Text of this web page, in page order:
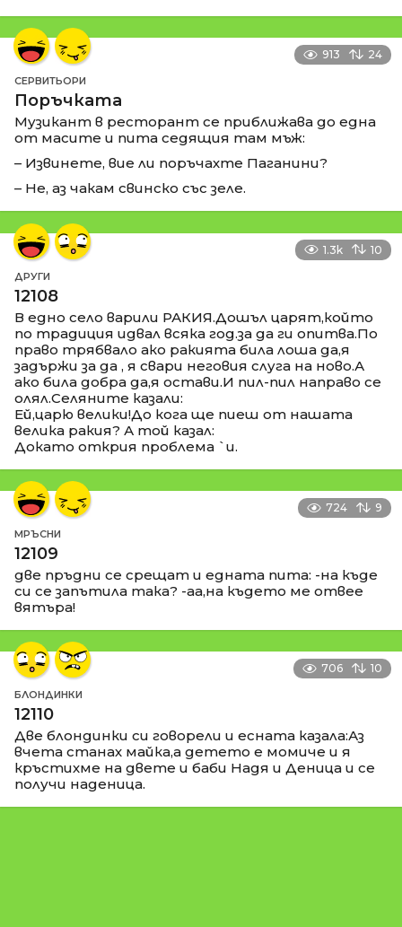
913 24
СЕРВИТЬОРИ
Поръчката
Музикант в ресторант се приближава до една
от масите и пита седящия там мъж:
– Извинете, вие ли поръчахте Паганини?
– Не, аз чакам свинско със зеле.
1.3k 10
ДРУГИ
12108
В едно село варили РАКИЯ.Дошъл царят,който
по традиция идвал всяка год.за да ги опитва.По
право трябвало ако ракията била лоша да,я
задържи за да , я свари неговия слуга на ново.А
ако била добра да,я остави.И пил-пил направо се
олял.Селяните казали:
Ей,царю велики!До кога ще пиеш от нашата
велика ракия? А той казал:
Докато открия проблема `и.
724 9
МРЪСНИ
12109
две пръдни се срещат и едната пита: -на къде
си се запътила така? -аа,на където ме отвее
вятъра!
706 10
БЛОНДИНКИ
12110
Две блондинки си говорели и есната казала:Аз
вчета станах майка,а детето е момиче и я
кръстихме на двете и баби Надя и Деница и се
получи наденица.